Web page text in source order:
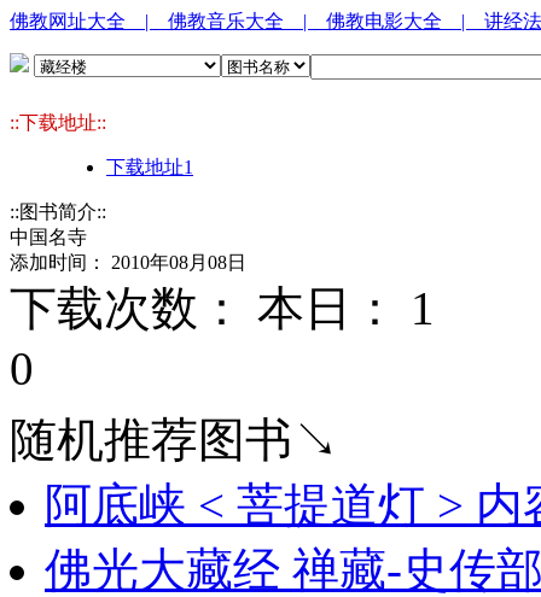
佛教网址大全 | 佛教音乐大全 | 佛教电影大全 | 讲经
::下载地址::
下载地址1
::图书简介::
中国名寺
添加时间： 2010年08月08日
下载次数： 本日： 1
0
随机推荐图书↘
阿底峡 < 菩提道灯 > 内
佛光大藏经 禅藏-史传